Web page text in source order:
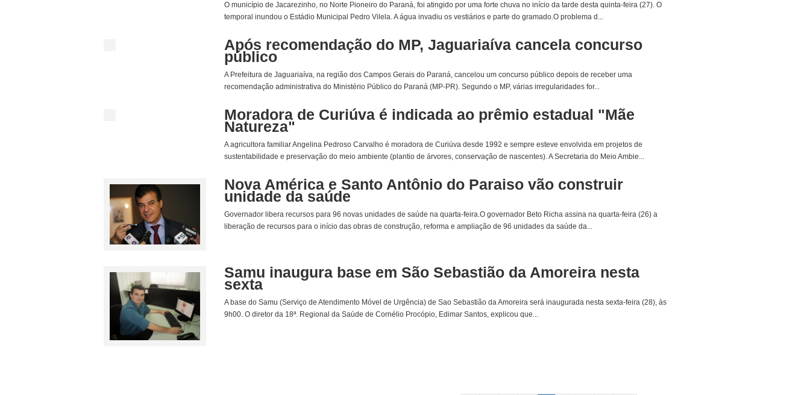
O município de Jacarezinho, no Norte Pioneiro do Paraná, foi atingido por uma forte chuva no início da tarde desta quinta-feira (27). O
temporal inundou o Estádio Municipal Pedro Vilela. A água invadiu os vestiários e parte do gramado.O problema d...
Após recomendação do MP, Jaguariaíva cancela concurso
público
A Prefeitura de Jaguariaíva, na região dos Campos Gerais do Paraná, cancelou um concurso público depois de receber uma
recomendação administrativa do Ministério Público do Paraná (MP-PR). Segundo o MP, várias irregularidades for...
Moradora de Curiúva é indicada ao prêmio estadual "Mãe
Natureza"
A agricultora familiar Angelina Pedroso Carvalho é moradora de Curiúva desde 1992 e sempre esteve envolvida em projetos de
sustentabilidade e preservação do meio ambiente (plantio de árvores, conservação de nascentes). A Secretaria do Meio Ambie...
Nova América e Santo Antônio do Paraiso vão construir
unidade da saúde
Governador libera recursos para 96 novas unidades de saúde na quarta-feira.O governador Beto Richa assina na quarta-feira (26) a
liberação de recursos para o início das obras de construção, reforma e ampliação de 96 unidades da saúde da...
Samu inaugura base em São Sebastião da Amoreira nesta
sexta
A base do Samu (Serviço de Atendimento Móvel de Urgência) de Sao Sebastião da Amoreira será inaugurada nesta sexta-feira (28), às
9h00. O diretor da 18ª. Regional da Saúde de Cornélio Procópio, Edimar Santos, explicou que...